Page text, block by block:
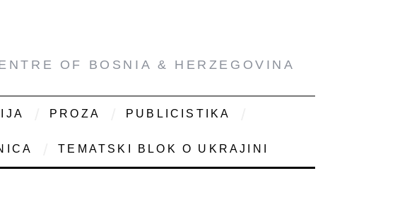
OF BOSNIA & HERZEGOVINA
PROZA PUBLICISTIKA
TEMATSKI BLOK O UKRAJINI